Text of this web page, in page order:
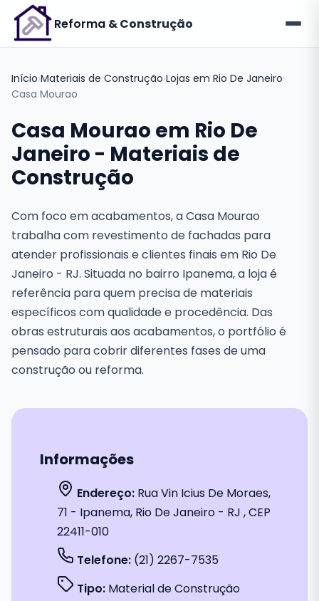
Reforma & Construção
Início›Materiais de Construção›Lojas em Rio De Janeiro›
Casa Mourao
Casa Mourao em Rio De
Janeiro - Materiais de
Construção
Com foco em acabamentos, a Casa Mourao
trabalha com revestimento de fachadas para
atender profissionais e clientes finais em Rio De
Janeiro - RJ. Situada no bairro Ipanema, a loja é
referência para quem precisa de materiais
específicos com qualidade e procedência. Das
obras estruturais aos acabamentos, o portfólio é
pensado para cobrir diferentes fases de uma
construção ou reforma.
Informações
Endereço: Rua Vin Icius De Moraes,
71 - Ipanema, Rio De Janeiro - RJ , CEP
22411-010
Telefone: (21) 2267-7535
Tipo: Material de Construção